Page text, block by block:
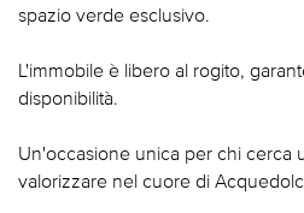
spazio verde esclusivo.
L'immobile è libero al rogito,
disponibilità.
Un'occasione unica per chi cerca
valorizzare nel cuore di